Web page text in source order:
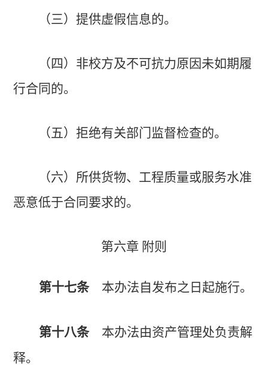
（三）提供虚假信息的。
（四）非校方及不可抗力原因未如期履
行合同的。
（五）拒绝有关部门监督检查的。
（六）所供货物、工程质量或服务水准
恶意低于合同要求的。
第六章 附则
第十七条 本办法自发布之日起施行。
第十八条 本办法由资产管理处负责解
释。